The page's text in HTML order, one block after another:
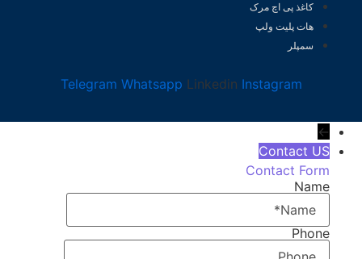
کاغذ پی اچ مرک
هات پلیت ولپ
سمپلر
Telegram Whatsapp Linkedin Instagram
←
Contact US
Contact Form
Name
Phone